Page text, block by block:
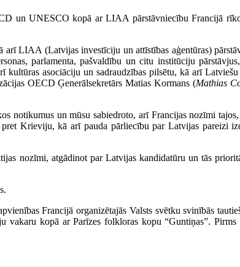
un UNESCO kopā ar LIAA pārstāvniecību Francijā
LIAA (Latvijas investīciju un attīstības aģentūras)
parlamenta, pašvaldību un citu institūciju
asociāciju un sadraudzības pilsētu, kā arī
OECD Ģenerālsekretārs Matias Kormans (Mathias
un mūsu sabiedroto, arī Francijas nozīmi
Krieviju, kā arī pauda pārliecību par Latvijas pareizi
nozīmi, atgādinot par Latvijas kandidatūru un tās
Francijā organizētajās Valsts svētku svinībās
vakaru kopā ar Parīzes folkloras kopu “Guntiņas”. Pirms